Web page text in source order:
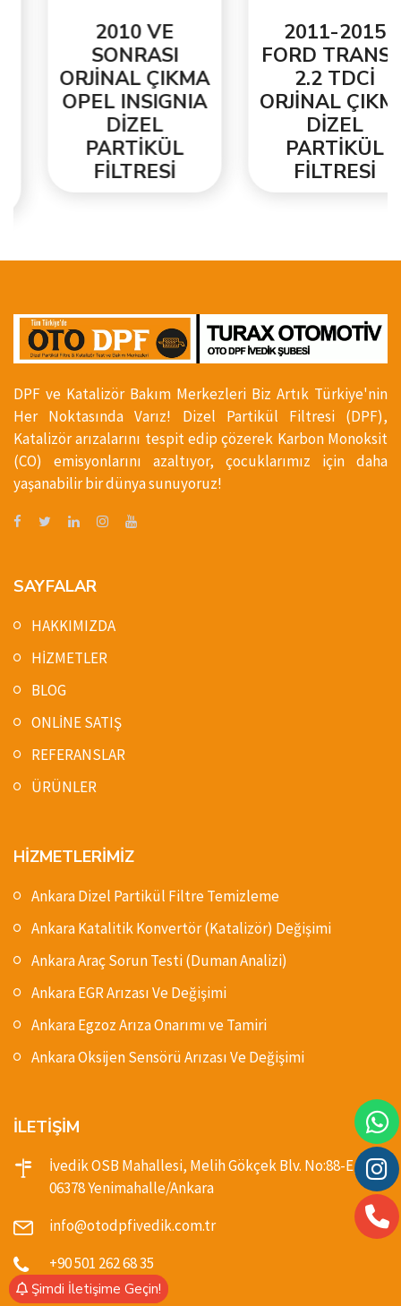
Şimdi İletişime Geçin!
2010 VE
SONRASI
ORJİNAL ÇIKMA
OPEL INSIGNIA
DİZEL
PARTİKÜL
FİLTRESİ
2011-2015
FORD TRANSİT
2.2 TDCİ
ORJİNAL ÇIKMA
DİZEL
PARTİKÜL
FİLTRESİ
DPF ve Katalizör Bakım Merkezleri Biz Artık Türkiye'nin
Her Noktasında Varız! Dizel Partikül Filtresi (DPF),
Katalizör arızalarını tespit edip çözerek Karbon Monoksit
(CO) emisyonlarını azaltıyor, çocuklarımız için daha
yaşanabilir bir dünya sunuyoruz!
SAYFALAR
HAKKIMIZDA
HİZMETLER
BLOG
ONLİNE SATIŞ
REFERANSLAR
ÜRÜNLER
HİZMETLERİMİZ
Ankara Dizel Partikül Filtre Temizleme
Ankara Katalitik Konvertör (Katalizör) Değişimi
Ankara Araç Sorun Testi (Duman Analizi)
Ankara EGR Arızası Ve Değişimi
Ankara Egzoz Arıza Onarımı ve Tamiri
Ankara Oksijen Sensörü Arızası Ve Değişimi
İLETİŞİM
İvedik OSB Mahallesi, Melih Gökçek Blv. No:88-E,
06378 Yenimahalle/Ankara
info@otodpfivedik.com.tr
+90 501 262 68 35